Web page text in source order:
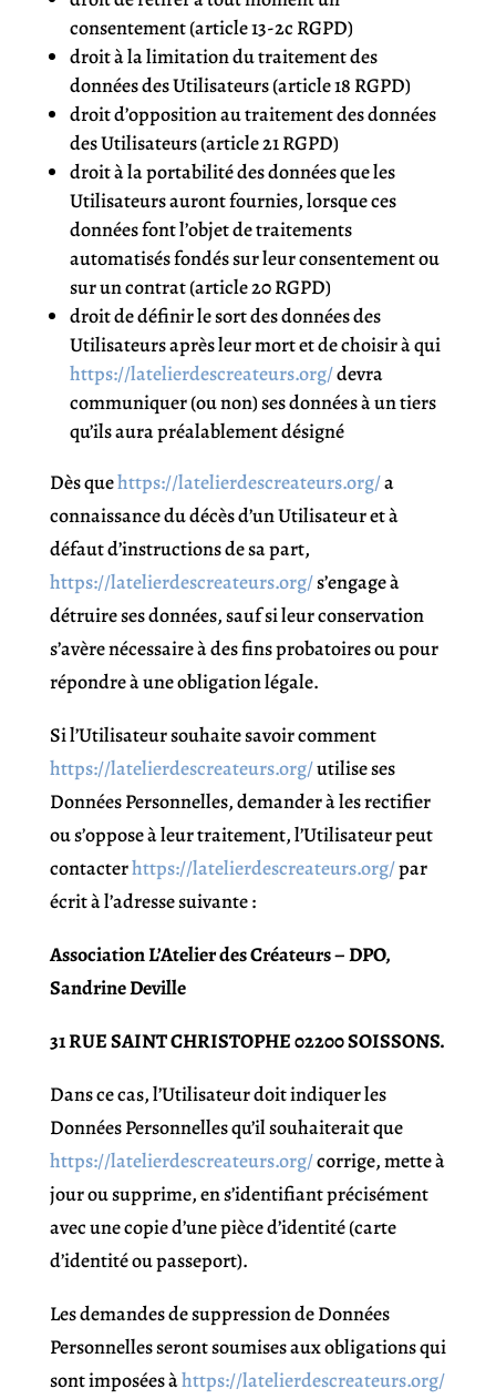
consentement (article 13-2c RGPD)
droit à la limitation du traitement des
données des Utilisateurs (article 18 RGPD)
droit d’opposition au traitement des données
des Utilisateurs (article 21 RGPD)
droit à la portabilité des données que les
Utilisateurs auront fournies, lorsque ces
données font l’objet de traitements
automatisés fondés sur leur consentement ou
sur un contrat (article 20 RGPD)
droit de définir le sort des données des
Utilisateurs après leur mort et de choisir à qui
https://latelierdescreateurs.org/devra
communiquer (ou non) ses données à un tiers
qu’ils aura préalablement désigné
Dès quehttps://latelierdescreateurs.org/a
connaissance du décès d’un Utilisateur et à
défaut d’instructions de sa part,
https://latelierdescreateurs.org/s’engage à
détruire ses données, sauf si leur conservation
s’avère nécessaire à des fins probatoires ou pour
répondre à une obligation légale.
Si l’Utilisateur souhaite savoir comment
https://latelierdescreateurs.org/utilise ses
Données Personnelles, demander à les rectifier
ou s’oppose à leur traitement, l’Utilisateur peut
contacterhttps://latelierdescreateurs.org/par
écrit à l’adresse suivante :
Association L’Atelier des Créateurs – DPO,
Sandrine Deville
31 RUE SAINT CHRISTOPHE 02200 SOISSONS.
Dans ce cas, l’Utilisateur doit indiquer les
Données Personnelles qu’il souhaiterait que
https://latelierdescreateurs.org/corrige, mette à
jour ou supprime, en s’identifiant précisément
avec une copie d’une pièce d’identité (carte
d’identité ou passeport).
Les demandes de suppression de Données
Personnelles seront soumises aux obligations qui
sont imposées àhttps://latelierdescreateurs.org/